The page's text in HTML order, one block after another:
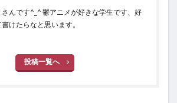
んです^_^ 鬱アニメが好きな学生です、好
けたらなと思います。
投稿一覧へ